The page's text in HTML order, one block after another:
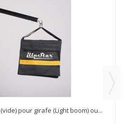
pour girafe (Light boom) ou...